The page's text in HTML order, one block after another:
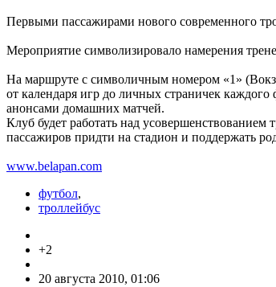
Первыми пассажирами нового современного
Мероприятие символизировало намерения
На маршруте с символичным номером «1»
от календаря игр до личных страничек
анонсами домашних матчей.
Клуб будет работать над
пассажиров придти на стадион и поддержать
www.belapan.com
футбол,
троллейбус
+2
20 августа 2010, 01:06